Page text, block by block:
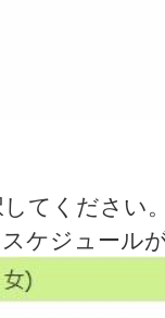
てください
ジュール